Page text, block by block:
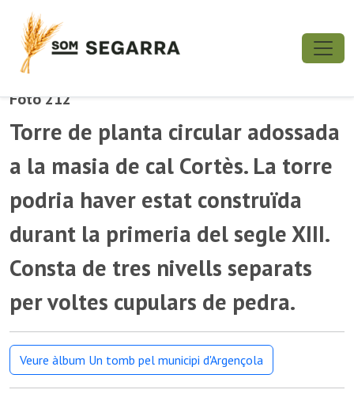
Foto 212
Torre de planta circular adossada
a la masia de cal Cortès. La torre
podria haver estat construïda
durant la primeria del segle XIII.
Consta de tres nivells separats
per voltes cupulars de pedra.
Veure àlbum Un tomb pel municipi d'Argençola